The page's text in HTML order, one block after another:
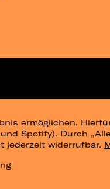
ermöglichen.
Spotify). Durch
jederzeit widerrufbar.